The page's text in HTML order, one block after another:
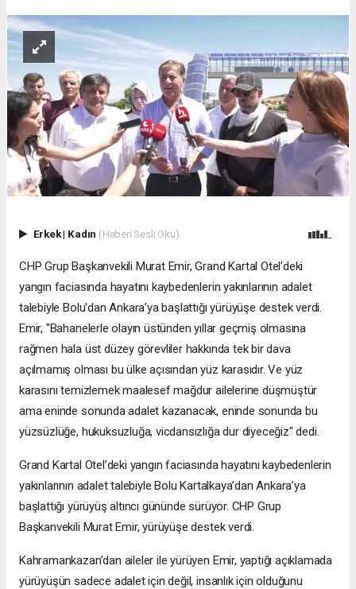
Erkek| Kadın (Haberi Sesli Oku)
CHP Grup Başkanvekili Murat Emir, Grand Kartal Otel’deki
yangın faciasında hayatını kaybedenlerin yakınlarının adalet
talebiyle Bolu'dan Ankara’ya başlattığı yürüyüşe destek verdi.
Emir, "Bahanelerle olayın üstünden yıllar geçmiş olmasına
rağmen hala üst düzey görevliler hakkında tek bir dava
açılmamış olması bu ülke açısından yüz karasıdır. Ve yüz
karasını temizlemek maalesef mağdur ailelerine düşmüştür
ama eninde sonunda adalet kazanacak, eninde sonunda bu
yüzsüzlüğe, hukuksuzluğa, vicdansızlığa dur diyeceğiz" dedi.
Grand Kartal Otel’deki yangın faciasında hayatını kaybedenlerin
yakınlarının adalet talebiyle Bolu Kartalkaya’dan Ankara’ya
başlattığı yürüyüş altıncı gününde sürüyor. CHP Grup
Başkanvekili Murat Emir, yürüyüşe destek verdi.
Kahramankazan’dan aileler ile yürüyen Emir, yaptığı açıklamada
yürüyüşün sadece adalet için değil, insanlık için olduğunu